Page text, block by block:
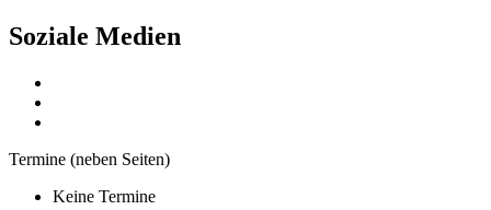
Soziale Medien
Termine (neben Seiten)
Keine Termine